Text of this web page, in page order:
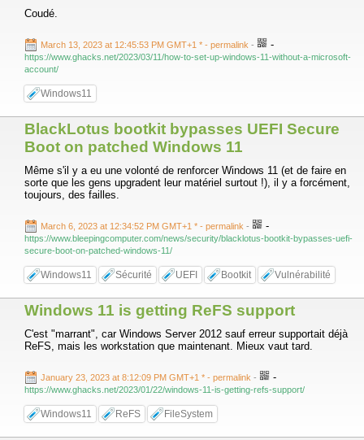
Coudé.
March 13, 2023 at 12:45:53 PM GMT+1 * - permalink - -
https://www.ghacks.net/2023/03/11/how-to-set-up-windows-11-without-a-microsoft-
account/
Windows11
BlackLotus bootkit bypasses UEFI Secure
Boot on patched Windows 11
Même s'il y a eu une volonté de renforcer Windows 11 (et de faire en
sorte que les gens upgradent leur matériel surtout !), il y a forcément,
toujours, des failles.
March 6, 2023 at 12:34:52 PM GMT+1 * - permalink - -
https://www.bleepingcomputer.com/news/security/blacklotus-bootkit-bypasses-uefi-
secure-boot-on-patched-windows-11/
Windows11 Sécurité UEFI Bootkit Vulnérabilité
Windows 11 is getting ReFS support
C'est "marrant", car Windows Server 2012 sauf erreur supportait déjà
ReFS, mais les workstation que maintenant. Mieux vaut tard.
January 23, 2023 at 8:12:09 PM GMT+1 * - permalink - -
https://www.ghacks.net/2023/01/22/windows-11-is-getting-refs-support/
Windows11 ReFS FileSystem